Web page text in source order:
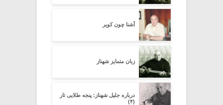
آشنا چون کویر
زبان متمایز شهناز
درباره جلیل شهناز: پنجه طلایى تار
(۴)